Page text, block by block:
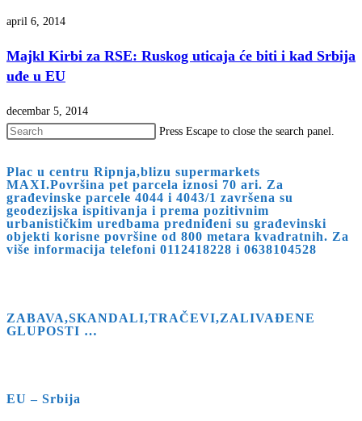
april 6, 2014
Majkl Kirbi za RSE: Ruskog uticaja će biti i kad Srbija
uđe u EU
decembar 5, 2014
Press Escape to close the search panel.
Plac u centru Ripnja,blizu supermarkets
MAXI.Površina pet parcela iznosi 70 ari. Za
građevinske parcele 4044 i 4043/1 završena su
geodezijska ispitivanja i prema pozitivnim
urbanističkim uredbama predniđeni su građevinski
objekti korisne površine od 800 metara kvadratnih. Za
više informacija telefoni 0112418228 i 0638104528
ZABAVA,SKANDALI,TRAČEVI,ZALIVAĐENE
GLUPOSTI …
EU – Srbija